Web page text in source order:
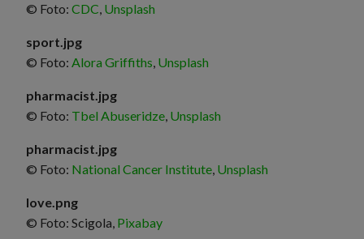
© Foto: CDC, Unsplash
sport.jpg
© Foto: Alora Griffiths, Unsplash
pharmacist.jpg
© Foto: Tbel Abuseridze, Unsplash
pharmacist.jpg
© Foto: National Cancer Institute, Unsplash
love.png
© Foto: Scigola, Pixabay